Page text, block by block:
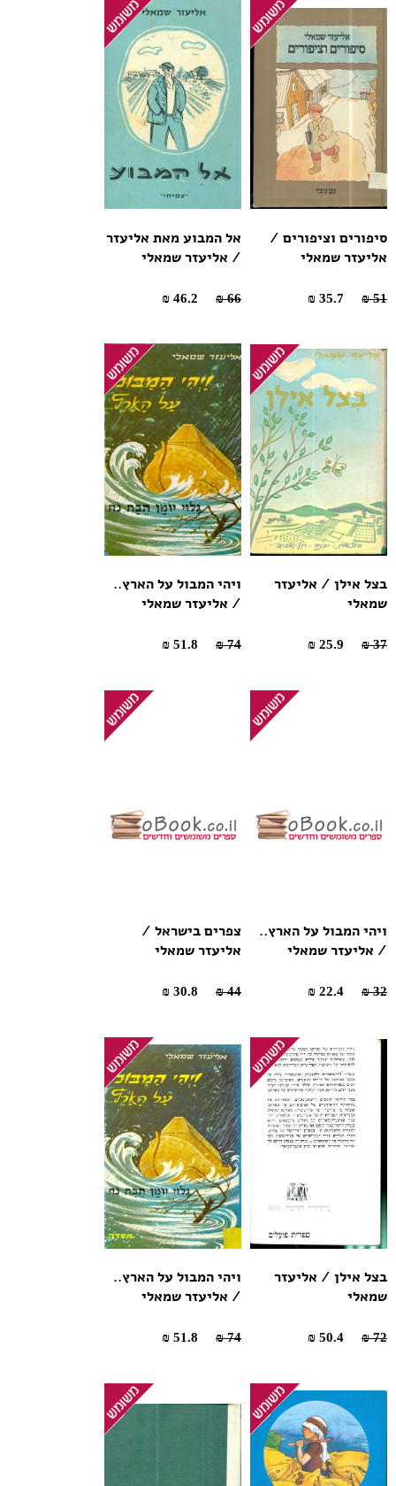
סיפורים וציפורים /
אליעזר שמאלי
51 ₪
אל המבוע מאת אליעזר
/ אליעזר שמאלי
66 ₪
בצל אילן / אליעזר
שמאלי
37 ₪
ויהי המבול על הארץ..
/ אליעזר שמאלי
74 ₪
ויהי המבול על הארץ..
/ אליעזר שמאלי
32 ₪
צפרים בישראל /
אליעזר שמאלי
44 ₪
בצל אילן / אליעזר
שמאלי
72 ₪
ויהי המבול על הארץ..
/ אליעזר שמאלי
74 ₪